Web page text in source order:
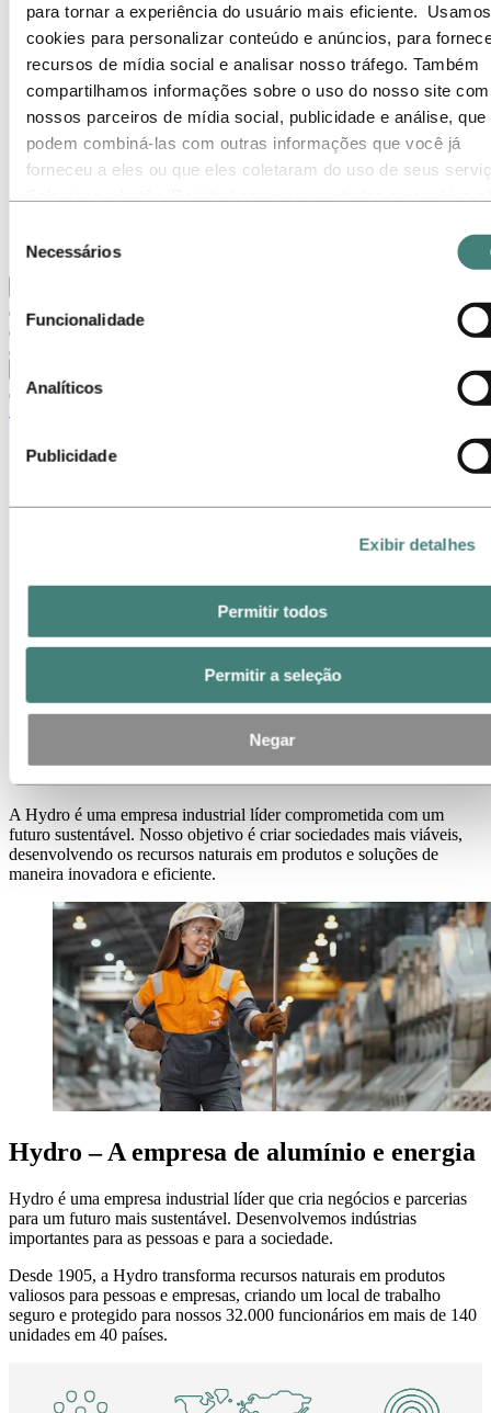
para tornar a experiência do usuário mais eficiente. Usamos
cookies para personalizar conteúdo e anúncios, para
recursos de mídia social e analisar nosso tráfego. Também
compartilhamos informações sobre o uso do nosso site com
nossos parceiros de mídia social, publicidade e análise, que
podem combiná-las com outras informações que você já
forneceu a eles ou que eles coletaram do uso de seus
os cookies selecionados. Selecione o botão ‘Permitir todos’
configurações do seu navegador. Mas, lembre-se que ao
esperado.
consentimento
Necessários
Funcionalidade
Analíticos
Publicidade
Exibir detalhes
Permitir todos
Permitir a seleção
Negar
Ir para:Sobre a Hydro
Sobre a Hydro
Indústrias que fazem a diferença
Nosso propósito e valores
Nossa Estratégia
Localizações da Hydro no Brasil
Nossos negócios
Nossa história
Gerenciamento e Organização
Suprimentos
Stories By Hydro
Sobre a Hydro
Indústrias que fazem a diferença
Nossa Estratégia
Gerenciamento e Organização
Governança corporativa
Patrocínios
Sobre a Hydro
Sobre a Hydro
A Hydro é uma empresa industrial líder comprometida com um
futuro sustentável. Nosso objetivo é criar sociedades mais viáveis,
desenvolvendo os recursos naturais em produtos e soluções de
maneira inovadora e eficiente.
Hydro – A empresa de alumínio e energia
Hydro é uma empresa industrial líder que cria negócios e parcerias
para um futuro mais sustentável. Desenvolvemos indústrias
importantes para as pessoas e para a sociedade.
Desde 1905, a Hydro transforma recursos naturais em produtos
valiosos para pessoas e empresas, criando um local de trabalho
seguro e protegido para nossos 32.000 funcionários em mais de 140
unidades em 40 países.